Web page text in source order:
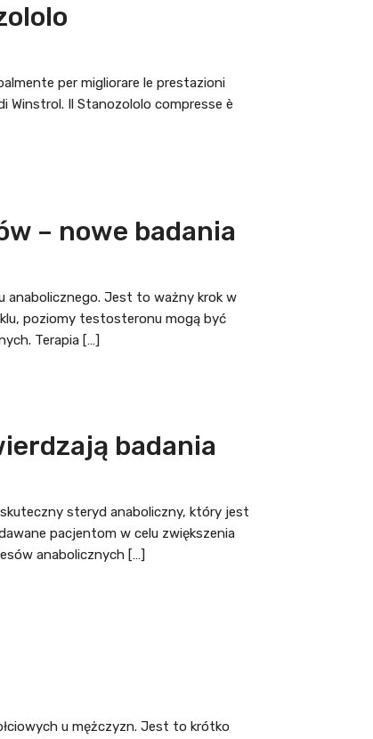
per migliorare le prestazioni
Winstrol. Il Stanozololo compresse è
– nowe badania
anabolicznego. Jest to ważny krok w
poziomy testosteronu mogą być
Terapia […]
badania
steryd anaboliczny, który jest
pacjentom w celu zwiększenia
anabolicznych […]
u mężczyzn. Jest to krótko